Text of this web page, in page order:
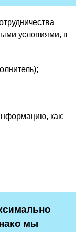
условиями, в
как:
мы